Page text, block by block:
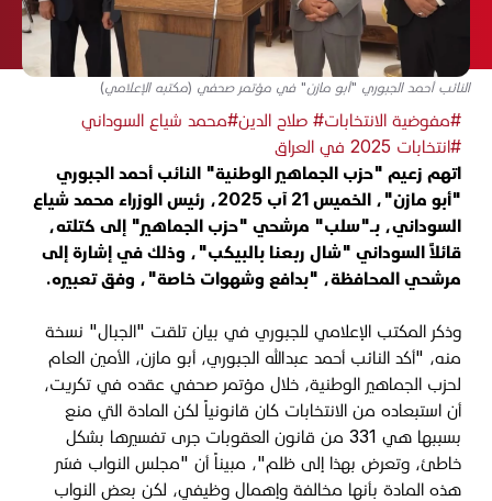
النائب أحمد الجبوري "أبو مازن" في مؤتمر صحفي (مكتبه الإعلامي)
#مفوضية الانتخابات# صلاح الدين#محمد شياع السوداني
#انتخابات 2025 في العراق
اتهم زعيم "حزب الجماهير الوطنية" النائب أحمد الجبوري
"أبو مازن"، الخميس 21 آب 2025، رئيس الوزراء محمد شياع
السوداني، بـ"سلب" مرشحي "حزب الجماهير" إلى كتلته،
قائلاً السوداني "شال ربعنا بالبيكب"، وذلك في إشارة إلى
مرشحي المحافظة، "بدافع وشهوات خاصة"، وفق تعبيره.
وذكر المكتب الإعلامي للجبوري في بيان تلقت "الجبال" نسخة
منه، "أكد النائب أحمد عبدالله الجبوري، أبو مازن، الأمين العام
لحزب الجماهير الوطنية، خلال مؤتمر صحفي عقده في تكريت،
أن استبعاده من الانتخابات كان قانونياً لكن المادة التي منع
بسببها هي 331 من قانون العقوبات جرى تفسيرها بشكل
خاطئ، وتعرض بهذا إلى ظلم"، مبيناً أن "مجلس النواب فسّر
هذه المادة بأنها مخالفة وإهمال وظيفي، لكن بعض النواب